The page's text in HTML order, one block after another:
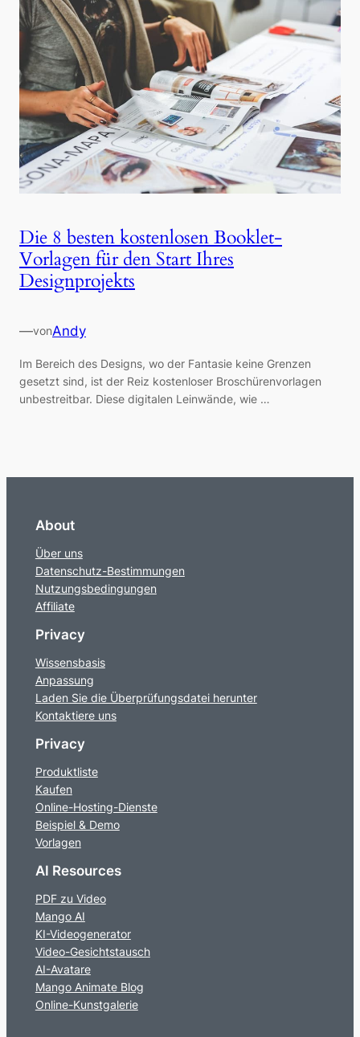
Die 8 besten kostenlosen Booklet-
Vorlagen für den Start Ihres
Designprojekts
—vonAndy
Im Bereich des Designs, wo der Fantasie keine Grenzen
gesetzt sind, ist der Reiz kostenloser Broschürenvorlagen
unbestreitbar. Diese digitalen Leinwände, wie …
About
Über uns
Datenschutz-Bestimmungen
Nutzungsbedingungen
Affiliate
Privacy
Wissensbasis
Anpassung
Laden Sie die Überprüfungsdatei herunter
Kontaktiere uns
Privacy
Produktliste
Kaufen
Online-Hosting-Dienste
Beispiel & Demo
Vorlagen
AI Resources
PDF zu Video
Mango AI
KI-Videogenerator
Video-Gesichtstausch
AI-Avatare
Mango Animate Blog
Online-Kunstgalerie